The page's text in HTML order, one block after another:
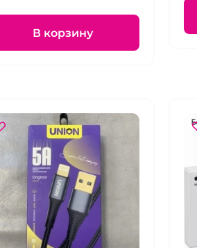
В корзину